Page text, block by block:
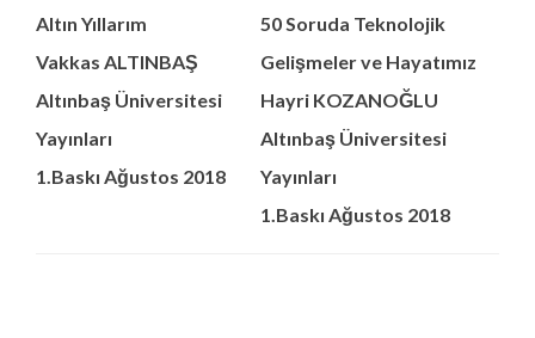
Altın Yıllarım
Vakkas ALTINBAŞ
Altınbaş Üniversitesi
Yayınları
1.Baskı Ağustos 2018
50 Soruda Teknolojik
Gelişmeler ve Hayatımız
Hayri KOZANOĞLU
Altınbaş Üniversitesi
Yayınları
1.Baskı Ağustos 2018